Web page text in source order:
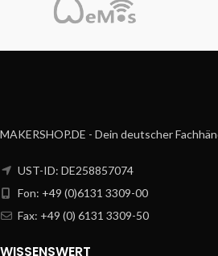
MAKERSHOP.DE - Dein deutscher
UST-ID: DE258857074
Fon: +49 (0)6131 3309-00
Fax: +49 (0) 6131 3309-50
WISSENSWERT